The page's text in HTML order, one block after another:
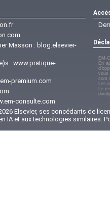
Masson : blog.elsevier-
: www.pratique-
premium.com
consulte.com
EM-
En
vous
sont
Les
Le
Elsevier, ses concédants de
IA et aux technologies similaires.